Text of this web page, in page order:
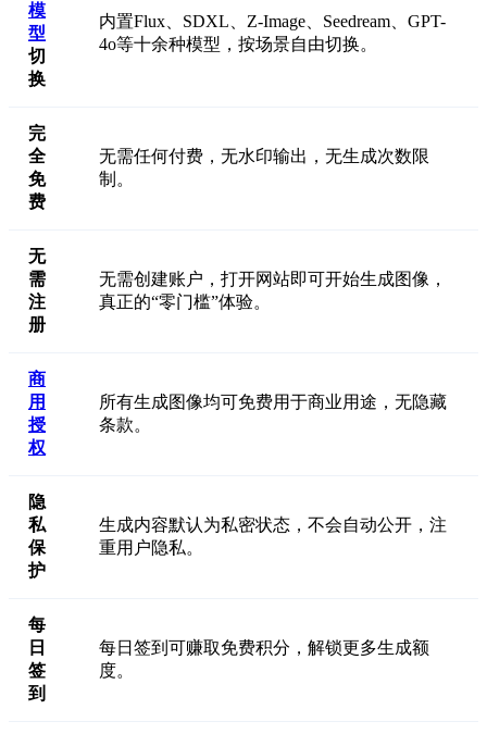
模
型
切
换
内置Flux、SDXL、Z-Image、Seedream、GPT-
4o等十余种模型，按场景自由切换。
完
全
免
费
无需任何付费，无水印输出，无生成次数限
制。
无
需
注
册
无需创建账户，打开网站即可开始生成图像，
真正的“零门槛”体验。
商
用
授
权
所有生成图像均可免费用于商业用途，无隐藏
条款。
隐
私
保
护
生成内容默认为私密状态，不会自动公开，注
重用户隐私。
每
日
签
到
每日签到可赚取免费积分，解锁更多生成额
度。